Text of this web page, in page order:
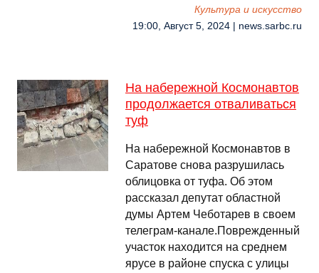
Культура и искусство
19:00, Август 5, 2024 | news.sarbc.ru
На набережной Космонавтов
продолжается отваливаться
туф
На набережной Космонавтов в
Саратове снова разрушилась
облицовка от туфа. Об этом
рассказал депутат областной
думы Артем Чеботарев в своем
телеграм-канале.Поврежденный
участок находится на среднем
ярусе в районе спуска с улицы